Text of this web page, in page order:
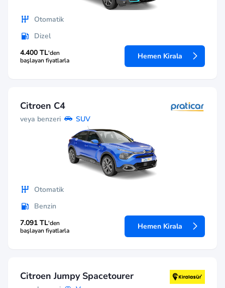
Otomatik
Dizel
4.400 TL'den
başlayan fiyatlarla
Hemen Kirala
Citroen C4
veya benzeri SUV
Otomatik
Benzin
7.091 TL'den
başlayan fiyatlarla
Hemen Kirala
Citroen Jumpy Spacetourer